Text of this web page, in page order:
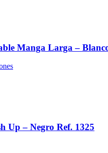
Manga Larga –
Up – Negro Ref. 1325